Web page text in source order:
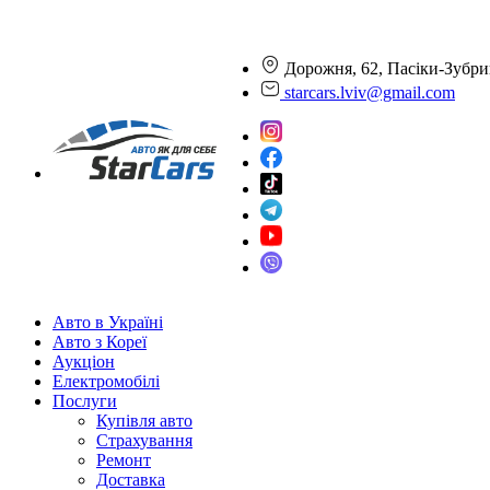
Дорожня, 62, Пасіки-
starcars.lviv@gmail.com
Авто в Україні
Авто з Кореї
Аукціон
Електромобілі
Послуги
Купівля авто
Страхування
Ремонт
Доставка